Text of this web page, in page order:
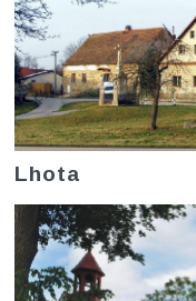
Lhota